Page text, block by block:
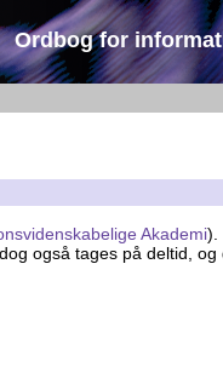
Ordbog for
Akademi).
også tages på deltid,